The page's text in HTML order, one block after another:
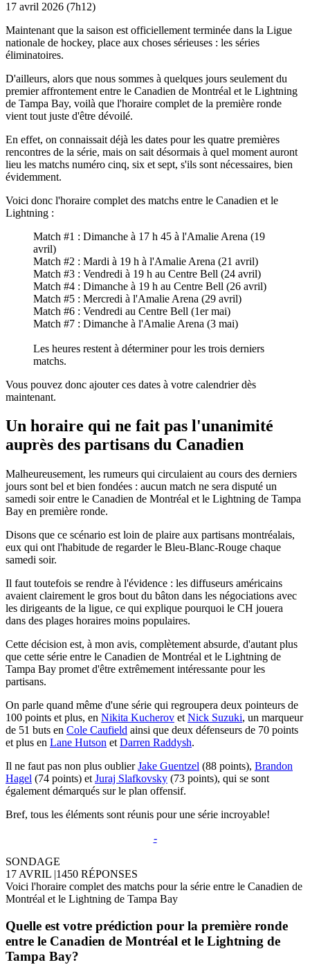
17 avril 2026 (7h12)
Maintenant que la saison est officiellement terminée dans la Ligue
nationale de hockey, place aux choses sérieuses : les séries
éliminatoires.
D'ailleurs, alors que nous sommes à quelques jours seulement du
premier affrontement entre le Canadien de Montréal et le Lightning
de Tampa Bay, voilà que l'horaire complet de la première ronde
vient tout juste d'être dévoilé.
En effet, on connaissait déjà les dates pour les quatre premières
rencontres de la série, mais on sait désormais à quel moment auront
lieu les matchs numéro cinq, six et sept, s'ils sont nécessaires, bien
évidemment.
Voici donc l'horaire complet des matchs entre le Canadien et le
Lightning :
Match #1 : Dimanche à 17 h 45 à l'Amalie Arena (19
avril)
Match #2 : Mardi à 19 h à l'Amalie Arena (21 avril)
Match #3 : Vendredi à 19 h au Centre Bell (24 avril)
Match #4 : Dimanche à 19 h au Centre Bell (26 avril)
Match #5 : Mercredi à l'Amalie Arena (29 avril)
Match #6 : Vendredi au Centre Bell (1er mai)
Match #7 : Dimanche à l'Amalie Arena (3 mai)
Les heures restent à déterminer pour les trois derniers
matchs.
Vous pouvez donc ajouter ces dates à votre calendrier dès
maintenant.
Un horaire qui ne fait pas l'unanimité
auprès des partisans du Canadien
Malheureusement, les rumeurs qui circulaient au cours des derniers
jours sont bel et bien fondées : aucun match ne sera disputé un
samedi soir entre le Canadien de Montréal et le Lightning de Tampa
Bay en première ronde.
Disons que ce scénario est loin de plaire aux partisans montréalais,
eux qui ont l'habitude de regarder le Bleu-Blanc-Rouge chaque
samedi soir.
Il faut toutefois se rendre à l'évidence : les diffuseurs américains
avaient clairement le gros bout du bâton dans les négociations avec
les dirigeants de la ligue, ce qui explique pourquoi le CH jouera
dans des plages horaires moins populaires.
Cette décision est, à mon avis, complètement absurde, d'autant plus
que cette série entre le Canadien de Montréal et le Lightning de
Tampa Bay promet d'être extrêmement intéressante pour les
partisans.
On parle quand même d'une série qui regroupera deux pointeurs de
100 points et plus, en Nikita Kucherov et Nick Suzuki, un marqueur
de 51 buts en Cole Caufield ainsi que deux défenseurs de 70 points
et plus en Lane Hutson et Darren Raddysh.
Il ne faut pas non plus oublierJake Guentzel (88 points), Brandon
Hagel (74 points) et Juraj Slafkovsky (73 points), qui se sont
également démarqués sur le plan offensif.
Bref, tous les éléments sont réunis pour une série incroyable!
-
SONDAGE
17 AVRIL |1450 RÉPONSES
Voici l'horaire complet des matchs pour la série entre le Canadien de
Montréal et le Lightning de Tampa Bay
Quelle est votre prédiction pour la première ronde
entre le Canadien de Montréal et le Lightning de
Tampa Bay?